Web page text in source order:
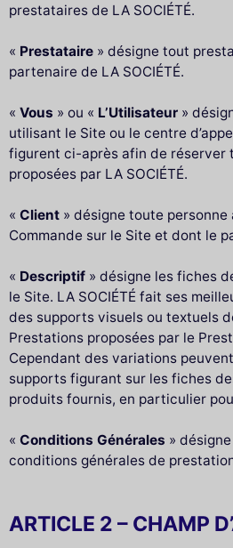
prestataires de LA SOCIÉTÉ.
« Prestataire » désigne tout
partenaire de LA SOCIÉTÉ.
« Vous » ou « L’Utilisateur »
utilisant le Site ou le centre
figurent ci-après afin de réserver
proposées par LA SOCIÉTÉ.
« Client » désigne toute personne
Commande sur le Site et dont le
« Descriptif » désigne les fiches
le Site. LA SOCIÉTÉ fait ses
des supports visuels ou textuels
Prestations proposées par le
Cependant des variations
supports figurant sur les fiches
produits fournis, en particulier
« Conditions Générales »
conditions générales de
ARTICLE 2 – CHAMP